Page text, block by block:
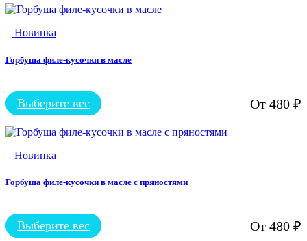
Новинка
Горбуша филе-кусочки в масле
От 480 ₽
Выберите вес
Этот
имеет
вариаций.
можно
странице
товара.
Новинка
Горбуша филе-кусочки в масле с пряностями
От 480 ₽
Выберите вес
Этот